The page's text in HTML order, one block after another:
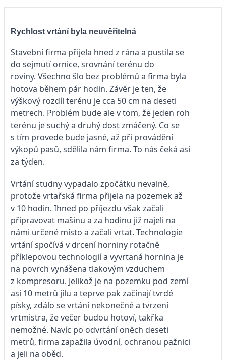
Rychlost vrtání byla neuvěřitelná
Stavební firma přijela hned z rána a pustila se
do sejmutí ornice, srovnání terénu do
roviny. Všechno šlo bez problémů a firma byla
hotova během pár hodin. Závěr je ten, že
výškový rozdíl terénu je cca 50 cm na deseti
metrech. Problém bude ale v tom, že jeden roh
terénu je suchý a druhý dost zmáčený. Co se
s tím provede bude jasné, až při provádění
výkopů pasů, sdělila nám firma. To nás čeká asi
za týden.
Vrtání studny vypadalo zpočátku nevalně,
protože vrtařská firma přijela na pozemek až
v 10 hodin. Ihned po příjezdu však začali
připravovat mašinu a za hodinu již najeli na
námi určené místo a začali vrtat. Technologie
vrtání spočívá v drcení horniny rotačně
příklepovou technologií a vyvrtaná hornina je
na povrch vynášena tlakovým vzduchem
z kompresoru. Jelikož je na pozemku pod zemí
asi 10 metrů jílu a teprve pak začínají tvrdé
písky, zdálo se vrtání nekonečné a tvrzení
vrtmistra, že večer budou hotoví, takřka
nemožné. Navíc po odvrtání oněch deseti
metrů, firma zapažila úvodní, ochranou pažnici
a jeli na oběd.